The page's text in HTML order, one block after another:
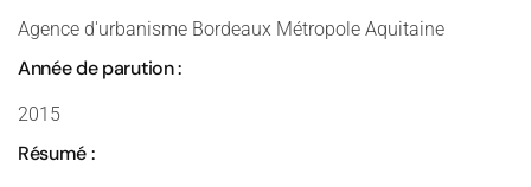
Agence d'urbanisme Bordeaux Métropole Aquitaine
Année de parution :
2015
Résumé :